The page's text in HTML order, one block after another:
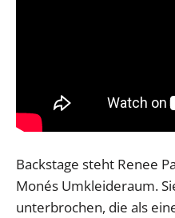
Backstage steht Renee
Monés Umkleideraum.
unterbrochen, die als